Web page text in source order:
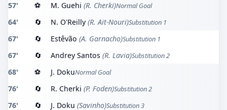
57' ⚽ M. Guehi (R. Cherki)Normal Goal
64' 🔄 N. O'Reilly (R. Ait-Nouri)Substitution 1
67' 🔄 Estêvão (A. Garnacho)Substitution 1
67' 🔄 Andrey Santos (R. Lavia)Substitution 2
68' ⚽ J. DokuNormal Goal
76' 🔄 R. Cherki (P. Foden)Substitution 2
76' 🔄 J. Doku (Savinho)Substitution 3